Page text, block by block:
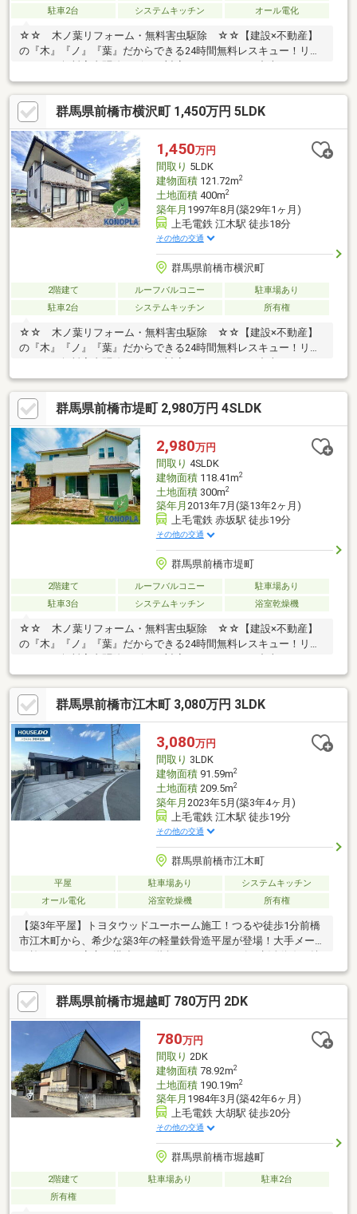
駐車2台
システムキッチン オール電化
☆☆ 木ノ葉リフォーム・無料害虫駆除 ☆☆【建設×不動産】
の『木』『ノ』『葉』だからできる24時間無料レスキュー！リフ
ターサービスがついており、住んでからの安心をずっとお届けし
ます！内覧時に、無料相談・お見積りも物件ごとに作成可能！！
オウチ探しも、リフォームも一緒に相談できます！＼弊社には、
『きつね隊』・『ゴリラ隊』という無料かけつけサービスの仕組
みが、整っています♪／住んでからのお家トラブル、緊急対応も承
っております♪お家のこと、すべて木ノ葉プランニングにお任せく
ださい＾＾
群馬県前橋市横沢町 1,450万円 5LDK
1,450万円
間取り 5LDK
建物面積121.72m2
土地面積400m2
築年月 1997年8月(築29年1ヶ月)
上毛電鉄 江木駅 徒歩18分
その他の交通
群馬県前橋市横沢町
2階建て ルーフバルコニー
駐車場あり
駐車2台
システムキッチン 所有権
☆☆ 木ノ葉リフォーム・無料害虫駆除 ☆☆【建設×不動産】
の『木』『ノ』『葉』だからできる24時間無料レスキュー！リフ
ォーム・無料害虫駆除サビース対応しております！中古でもアフ
ターサービスがついており、住んでからの安心をずっとお届けし
ます！内覧時に、無料相談・お見積りも物件ごとに作成可能！！
オウチ探しも、リフォームも一緒に相談できます！＼弊社には、
『きつね隊』・『ゴリラ隊』という無料かけつけサービスの仕組
みが、整っています♪／住んでからのお家トラブル、緊急対応も承
っております♪お家のこと、すべて木ノ葉プランニングにお任せく
ださい＾＾
群馬県前橋市堤町 2,980万円 4SLDK
2,980万円
間取り 4SLDK
建物面積118.41m2
土地面積300m2
築年月 2013年7月(築13年2ヶ月)
上毛電鉄 赤坂駅 徒歩19分
その他の交通
群馬県前橋市堤町
2階建て ルーフバルコニー
駐車場あり
駐車3台
システムキッチン 浴室乾燥機
☆☆ 木ノ葉リフォーム・無料害虫駆除 ☆☆【建設×不動産】
の『木』『ノ』『葉』だからできる24時間無料レスキュー！リフ
ターサービスがついており、住んでからの安心をずっとお届けし
ます！内覧時に、無料相談・お見積りも物件ごとに作成可能！！
オウチ探しも、リフォームも一緒に相談できます！＼弊社には、
『きつね隊』・『ゴリラ隊』という無料かけつけサービスの仕組
みが、整っています♪／住んでからのお家トラブル、緊急対応も承
っております♪お家のこと、すべて木ノ葉プランニングにお任せく
ださい＾＾
群馬県前橋市江木町 3,080万円 3LDK
3,080万円
間取り 3LDK
建物面積91.59m2
土地面積209.5m2
築年月 2023年5月(築3年4ヶ月)
上毛電鉄 江木駅 徒歩19分
その他の交通
群馬県前橋市江木町
平屋 駐車場あり
システムキッチン
オール電化
浴室乾燥機 所有権
【築3年平屋】トヨタウッドユーホーム施工！つるや徒歩1分前橋
市江木町から、希少な築3年の軽量鉄骨造平屋が登場！大手メーカ
ー施工による安心の構造と、階段のないスムーズな生活動線が魅
力の美邸です。最大の特長は、圧倒的な利便性。人気スーパー＊
＊「つるや」まで徒歩1分という距離は、あらゆる世代に「タイ
パ」のメリットをもたらします。さらに上武道路へのアクセスも
良く＊＊、通勤やレジャーも快適な好立地です。敷地約63坪に
は、並列2台＋1台の計3台分の駐車場を確保。内外装ともに状態
良好な一軒を、ぜひ現地でご体感ください。※居住中ですので敷
地内の立ち入りはお控えください。
群馬県前橋市堀越町 780万円 2DK
780万円
間取り 2DK
建物面積78.92m2
土地面積190.19m2
築年月 1984年3月(築42年6ヶ月)
上毛電鉄 大胡駅 徒歩20分
その他の交通
群馬県前橋市堀越町
2階建て 駐車場あり
駐車2台
所有権